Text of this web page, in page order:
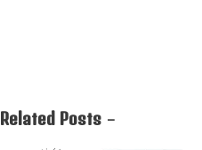
Related Posts-